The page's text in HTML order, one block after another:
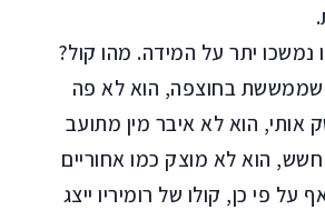
נמשכו יתר על המידה. מהו קול?
שממששת בחוצפה, הוא לא פה
אותי, הוא לא איבר מין מתועב
הוא לא מוצק כמו אחוריים
על פי כן, קולו של רומיריו ייצג